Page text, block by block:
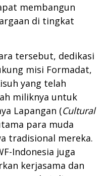
membangun
di tingkat
tersebut, dedikasi
misi Formadat,
yang telah
miliknya untuk
Lapangan (Cultural
para muda
tradisional mereka.
Indonesia juga
kerjasama dan